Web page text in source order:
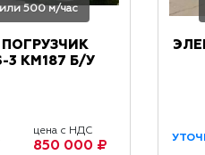
или 500 м/час
3 КМ187 Б/У
цена с НДС
850 000 ₽